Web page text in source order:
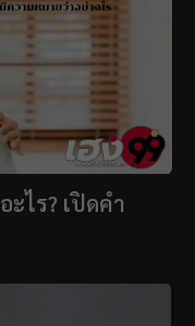
ไร? เปิดคำ